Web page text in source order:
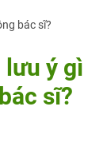
bác sĩ?
lưu ý gì
sĩ?